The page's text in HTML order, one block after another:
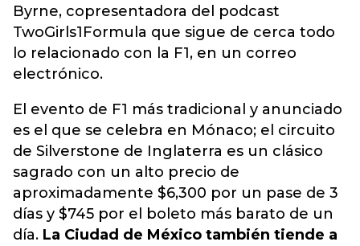
Byrne, copresentadora del podcast
TwoGirls1Formula que sigue de cerca todo
lo relacionado con la F1, en un correo
electrónico.
El evento de F1 más tradicional y anunciado
es el que se celebra en Mónaco; el circuito
de Silverstone de Inglaterra es un clásico
sagrado con un alto precio de
aproximadamente $6,300 por un pase de 3
días y $745 por el boleto más barato de un
día. La Ciudad de México también tiende a